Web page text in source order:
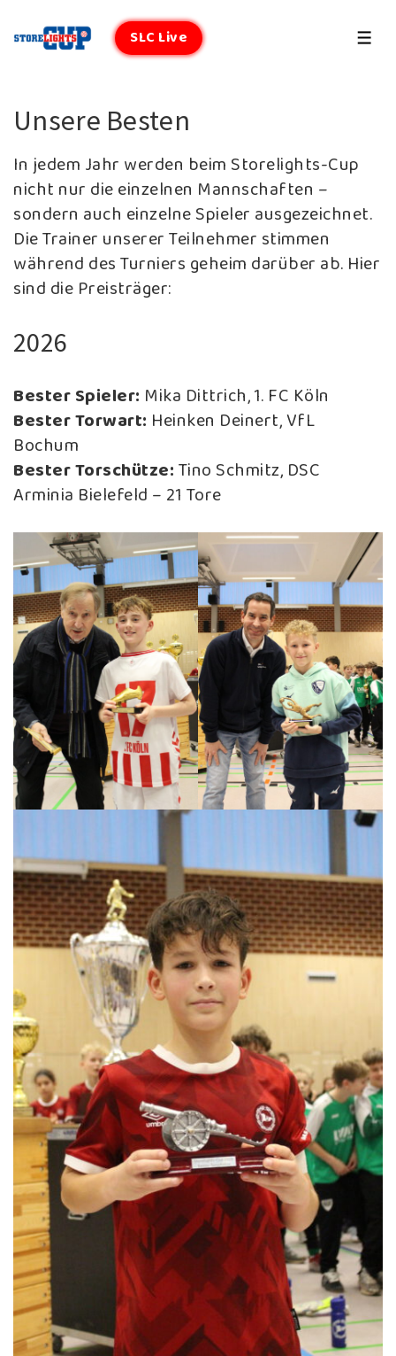
Zum
SLC Live
Unsere Besten
In jedem Jahr werden beim Storelights-Cup
nicht nur die einzelnen Mannschaften –
sondern auch einzelne Spieler ausgezeichnet.
Die Trainer unserer Teilnehmer stimmen
während des Turniers geheim darüber ab. Hier
sind die Preisträger:
2026
Bester Spieler: Mika Dittrich, 1. FC Köln
Bester Torwart: Heinken Deinert, VfL
Bochum
Bester Torschütze:Tino Schmitz, DSC
Arminia Bielefeld – 21 Tore